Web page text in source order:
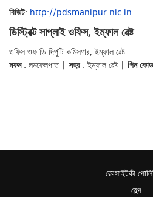
বিজিট: http://pdsmanipur.nic.in
ডিস্ট্রিক্ট সাপ্লাই ওফিস, ইম্ফাল ৱেষ্ট
ওফিস ওফ ডি দিপুটি কমিসণার, ইম্ফাল ৱেষ্ট
মফম: লমফেলপাত |সহর : ইম্ফাল ৱেষ্ট |পিন
ৱেবসাইটকী
হেল্প